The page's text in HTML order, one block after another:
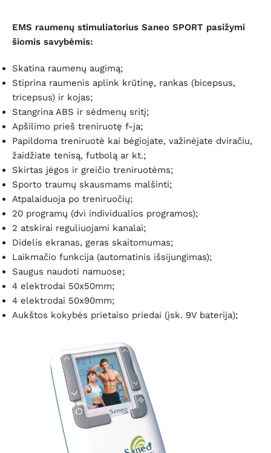
EMS raumenų stimuliatorius Saneo SPORT pasižymi
šiomis savybėmis:
Skatina raumenų augimą;
Stiprina raumenis aplink krūtinę, rankas (bicepsus,
tricepsus) ir kojas;
Stangrina ABS ir sėdmenų sritį;
Apšilimo prieš treniruotę f-ja;
Papildoma treniruotė kai bėgiojate, važinėjate dviračiu,
žaidžiate tenisą, futbolą ar kt.;
Skirtas jėgos ir greičio treniruotėms;
Sporto traumų skausmams malšinti;
Atpalaiduoja po treniruočių;
20 programų (dvi individualios programos);
2 atskirai reguliuojami kanalai;
Didelis ekranas, geras skaitomumas;
Laikmačio funkcija (automatinis išsijungimas);
Saugus naudoti namuose;
4 elektrodai 50x50mm;
4 elektrodai 50x90mm;
Aukštos kokybės prietaiso priedai (įsk. 9V baterija);